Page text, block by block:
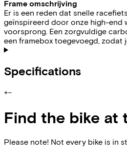
Frame omschrijving
Er is een reden dat snelle
geïnspireerd door onze high-end
voorsprong. Een zorgvuldige
een framebox toegevoegd, zodat
Specifications
+−
Find the bike at
Please note! Not every bike is in